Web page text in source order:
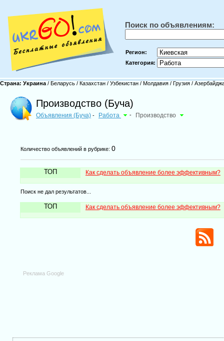
Поиск по объявлениям:
Регион:
Категория:
Страна: Украина / Беларусь / Казахстан / Узбекистан / Молдавия / Грузия /
Производство (Буча)
Объявления (Буча) - Работа - Производство
Количество объявлений в рубрике: 0
ТОП Как сделать объявление более эффективным?
Поиск не дал результатов...
ТОП Как сделать объявление более эффективным?
Реклама Google